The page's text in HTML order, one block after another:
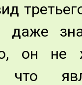
даже
он не
что